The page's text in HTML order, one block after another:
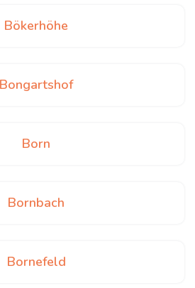
Bökerhöhe
Bongartshof
Born
Bornbach
Bornefeld